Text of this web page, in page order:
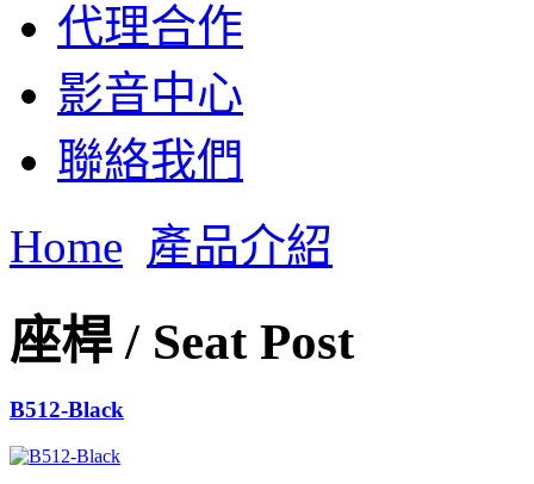
代理合作
影音中心
聯絡我們
Home 產品介紹
座桿 / Seat Post
B512-Black